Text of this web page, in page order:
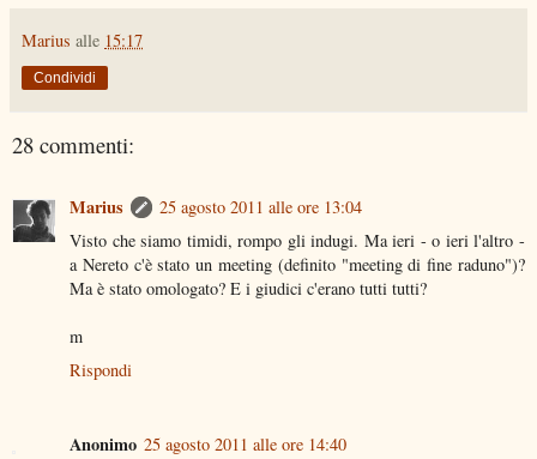
Marius alle 15:17
Condividi
28 commenti:
Marius
25 agosto 2011 alle ore 13:04
Visto che siamo timidi, rompo gli indugi. Ma ieri - o ieri l'altro -
a Nereto c'è stato un meeting (definito "meeting di fine raduno")?
Ma è stato omologato? E i giudici c'erano tutti tutti?
m
Rispondi
Anonimo 25 agosto 2011 alle ore 14:40